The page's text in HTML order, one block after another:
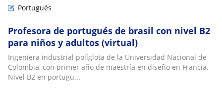
Portugués
Profesora de portugués de brasil con nivel B2
para niños y adultos (virtual)
Ingeniera industrial políglota de la Universidad Nacional de
Colombia, con primer año de maestría en diseño en Francia.
Nivel B2 en portugu...